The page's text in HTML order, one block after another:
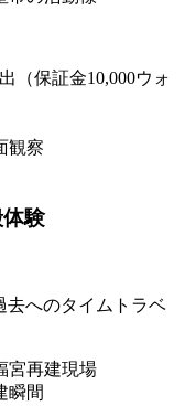
（保証金10,000ウォ
観察
験
去へのタイムトラベ
宮再建現場
瞬間